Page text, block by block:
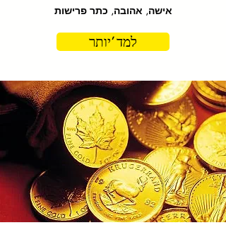
אישה, אהובה, כתר פרישות
למד 'יותר